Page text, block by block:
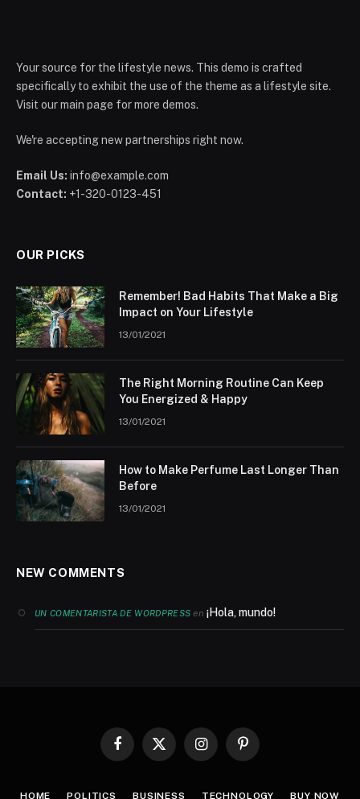
Your source for the lifestyle news. This demo is crafted
specifically to exhibit the use of the theme as a lifestyle site.
Visit our main page for more demos.
We're accepting new partnerships right now.
Email Us: info@example.com
Contact: +1-320-0123-451
OUR PICKS
Remember! Bad Habits That Make a Big
Impact on Your Lifestyle
13/01/2021
The Right Morning Routine Can Keep
You Energized & Happy
13/01/2021
How to Make Perfume Last Longer Than
Before
13/01/2021
NEW COMMENTS
UN COMENTARISTA DE WORDPRESS en¡Hola, mundo!
Facebook
X
InstagramPinterest
HOME POLITICS BUSINESS TECHNOLOGY BUY NOW